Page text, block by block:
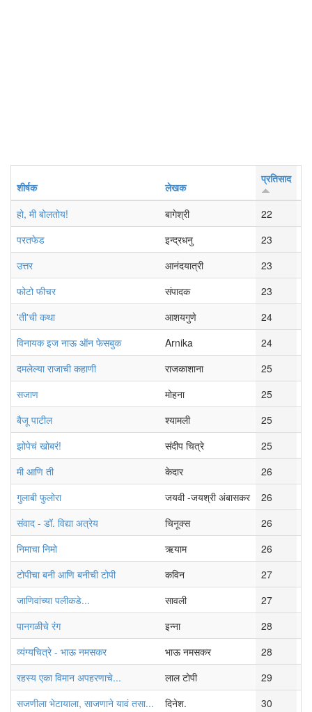
शीर्षक लेखक
प्रतिसाद
हो, मी बोलतोय!
बागेश्री 22
परतफेड
इन्द्रधनु 23
उत्तर
आनंदयात्री 23
फोटो फीचर
संपादक 23
'ती'ची कथा
आशयगुणे 24
विनायक इज नाऊ ऑन फेसबुक
Arnika 24
दमलेल्या राजाची कहाणी
राजकाशाना 25
सजाण
मोहना 25
बैजू पाटील
श्यामली 25
झोपेचं खोबरं!
संदीप चित्रे 25
मी आणि ती
केदार 26
गुलाबी फुलोरा
जयवी -जयश्री अंबासकर 26
संवाद - डॉ. विद्या अत्रेय
चिनूक्स 26
निमाचा निमो
ऋयाम 26
टोपीचा बनी आणि बनीची टोपी
कविन 27
जाणिवांच्या पलीकडे...
सावली 27
पानगळीचे रंग
इन्ना 28
व्यंग्यचित्रे - भाऊ नमसकर
भाऊ नमसकर 28
रहस्य एका विमान अपहरणाचे...
लाल टोपी 29
सजणीला भेटायाला, साजणाने यावं तसा...
दिनेश. 30